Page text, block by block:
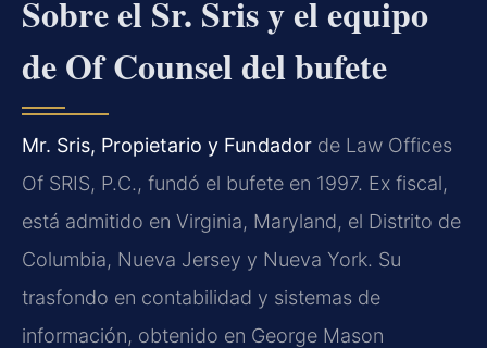
Sobre el Sr. Sris y el equipo
de Of Counsel del bufete
Mr. Sris, Propietario y Fundador de Law Offices
Of SRIS, P.C., fundó el bufete en 1997. Ex fiscal,
está admitido en Virginia, Maryland, el Distrito de
Columbia, Nueva Jersey y Nueva York. Su
trasfondo en contabilidad y sistemas de
información, obtenido en George Mason